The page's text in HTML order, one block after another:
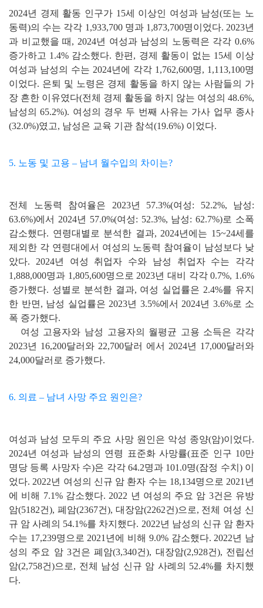
2024년 경제 활동 인구가 15세 이상인 여성과 남성(또는 노
동력)의 수는 각각 1,933,700 명과 1,873,700명이었다. 2023년
과 비교했을 때, 2024년 여성과 남성의 노동력은 각각 0.6%
증가하고 1.4% 감소했다. 한편, 경제 활동이 없는 15세 이상
여성과 남성의 수는 2024년에 각각 1,762,600명, 1,113,100명
이었다. 은퇴 및 노령은 경제 활동을 하지 않는 사람들의 가
장 흔한 이유였다(전체 경제 활동을 하지 않는 여성의 48.6%,
남성의 65.2%). 여성의 경우 두 번째 사유는 가사 업무 종사
(32.0%)였고, 남성은 교육 기관 참석(19.6%) 이었다.
5. 노동 및 고용 – 남녀 월수입의 차이는?
전체 노동력 참여율은 2023년 57.3%(여성: 52.2%, 남성:
63.6%)에서 2024년 57.0%(여성: 52.3%, 남성: 62.7%)로 소폭
감소했다. 연령대별로 분석한 결과, 2024년에는 15~24세를
제외한 각 연령대에서 여성의 노동력 참여율이 남성보다 낮
았다. 2024년 여성 취업자 수와 남성 취업자 수는 각각
1,888,000명과 1,805,600명으로 2023년 대비 각각 0.7%, 1.6%
증가했다. 성별로 분석한 결과, 여성 실업률은 2.4%를 유지
한 반면, 남성 실업률은 2023년 3.5%에서 2024년 3.6%로 소
폭 증가했다.
여성 고용자와 남성 고용자의 월평균 고용 소득은 각각
2023년 16,200달러와 22,700달러 에서 2024년 17,000달러와
24,000달러로 증가했다.
6. 의료 – 남녀 사망 주요 원인은?
여성과 남성 모두의 주요 사망 원인은 악성 종양(암)이었다.
2024년 여성과 남성의 연령 표준화 사망률(표준 인구 10만
명당 등록 사망자 수)은 각각 64.2명과 101.0명(잠정 수치) 이
었다. 2022년 여성의 신규 암 환자 수는 18,134명으로 2021년
에 비해 7.1% 감소했다. 2022 년 여성의 주요 암 3건은 유방
암(5182건), 폐암(2367건), 대장암(2262건)으로, 전체 여성 신
규 암 사례의 54.1%를 차지했다. 2022년 남성의 신규 암 환자
수는 17,239명으로 2021년에 비해 9.0% 감소했다. 2022년 남
성의 주요 암 3건은 폐암(3,340건), 대장암(2,928건), 전립선
암(2,758건)으로, 전체 남성 신규 암 사례의 52.4%를 차지했
다.